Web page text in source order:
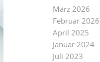
März 2026
Februar 2026
April 2025
Januar 2024
Juli 2023